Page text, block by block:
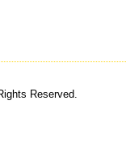
Reserved.